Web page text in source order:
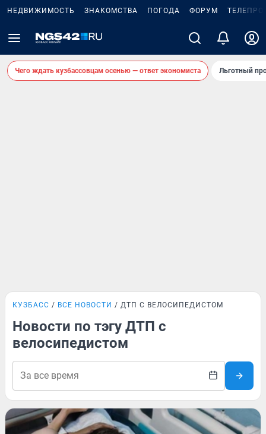
НЕДВИЖИМОСТЬ ЗНАКОМСТВА ПОГОДА ФОРУМ
Чего ждать кузбассовцам осенью — ответ экономиста Льготный
КУЗБАСС ВСЕ НОВОСТИ ДТП С ВЕЛОСИПЕДИСТОМ
Новости по тэгу ДТП с
велосипедистом